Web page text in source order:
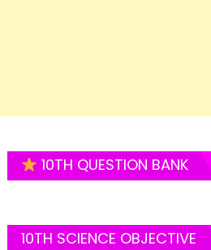
10TH QUESTION BANK
10TH SCIENCE OBJECTIVE